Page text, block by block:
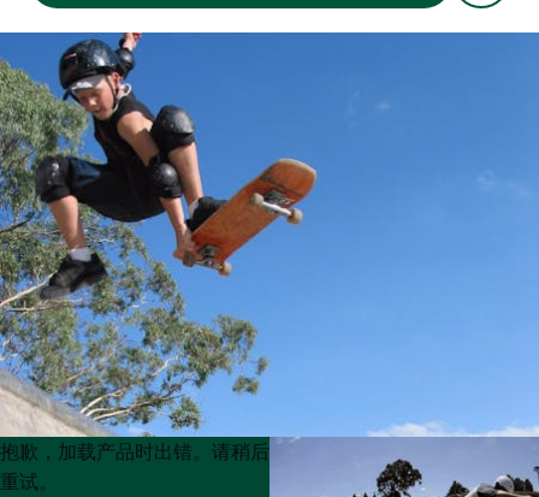
Product
List
Product
List
抱歉，加载产品时出错。请稍后
重试。